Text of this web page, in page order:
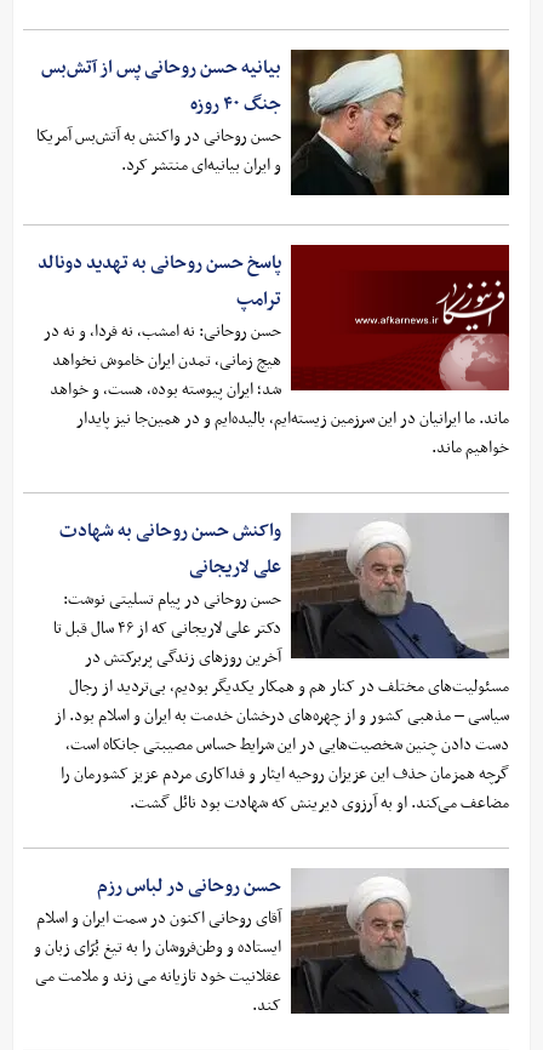
بیانیه حسن روحانی پس از آتش‌بس
جنگ ۴۰ روزه
حسن روحانی در واکنش به آتش‌بس آمریکا
و ایران بیانیه‌ای منتشر کرد.
پاسخ حسن روحانی به تهدید دونالد
ترامپ
حسن روحانی: نه امشب، نه فردا، و نه در
هیچ زمانی، تمدن ایران خاموش نخواهد
شد؛ ایران پیوسته بوده، هست، و خواهد
ماند. ما ایرانیان در این سرزمین زیسته‌ایم، بالیده‌ایم و در همین‌جا نیز پایدار
خواهیم ماند.
واکنش حسن روحانی به شهادت
علی لاریجانی
حسن روحانی در پیام تسلیتی نوشت:
دکتر علی لاریجانی که از ۴۶ سال قبل تا
آخرین روزهای زندگی پربرکتش در
مسئولیت‌های مختلف در کنار هم و همکار یکدیگر بودیم، بی‌تردید از رجال
سیاسی – مذهبی کشور و از چهره‌های درخشان خدمت به ایران و اسلام بود. از
دست دادن چنین شخصیت‌هایی در این شرایط حساس مصیبتی جانکاه است،
گرچه همزمان حذف این عزیزان روحیه ایثار و فداکاری مردم عزیز کشورمان را
مضاعف می‌کند. او به آرزوی دیرینش که شهادت بود نائل گشت.
حسن روحانی در لباس رزم
آقای روحانی اکنون در سمت ایران و اسلام
ایستاده و وطن‌فروشان را به تیغ بُرّای زبان و
عقلانیت خود تازیانه می زند و ملامت می
کند.